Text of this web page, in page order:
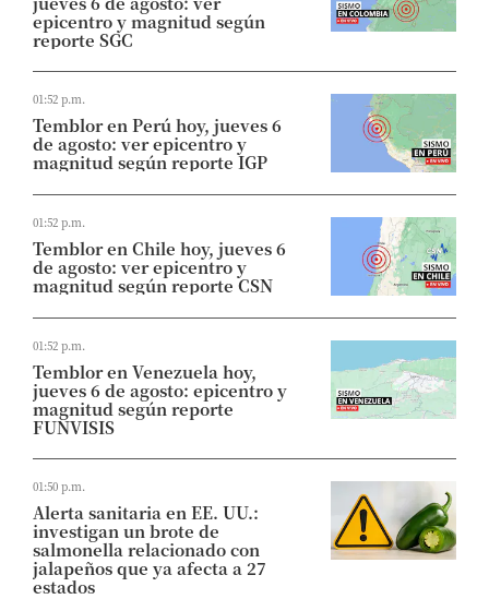
epicentro y magnitud según
reporte SGC
01:52 p.m.
Temblor en Perú hoy, jueves 6
de agosto: ver epicentro y
magnitud según reporte IGP
01:52 p.m.
Temblor en Chile hoy, jueves 6
de agosto: ver epicentro y
magnitud según reporte CSN
01:52 p.m.
Temblor en Venezuela hoy,
jueves 6 de agosto: epicentro y
magnitud según reporte
FUNVISIS
01:50 p.m.
Alerta sanitaria en EE. UU.:
investigan un brote de
salmonella relacionado con
jalapeños que ya afecta a 27
estados